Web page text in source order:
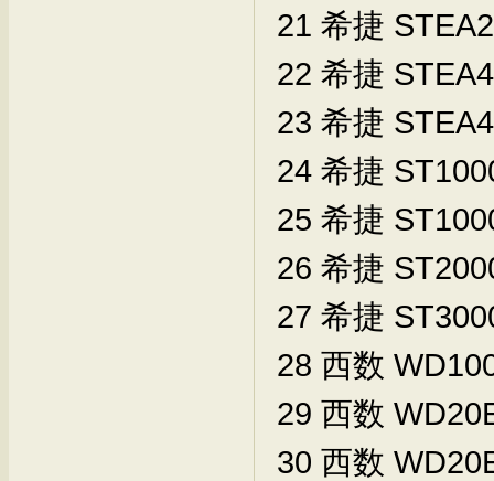
21 希捷
22 希捷
23 希捷
24 希捷
25 希捷
26 希捷
27 希捷
28 西数
29 西数
30 西数